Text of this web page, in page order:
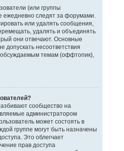
(или группы
ежедневно следят за форумами.
или удалять сообщения,
удалять и объединять
они отвечают. Основные
допускать несоответствия
темам (оффтопик),
сообщество на
администратором
может состоять в
группе могут быть назначены
Это облегчает
прав доступа